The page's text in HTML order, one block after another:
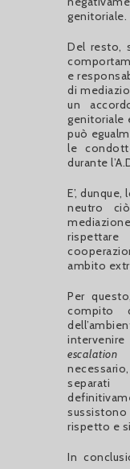
genitoriale.
Del resto,
e
di
un
genitoriale
può
le
durante
E’,
neutro
ambito
Per
compito
escalation
rispetto e
In